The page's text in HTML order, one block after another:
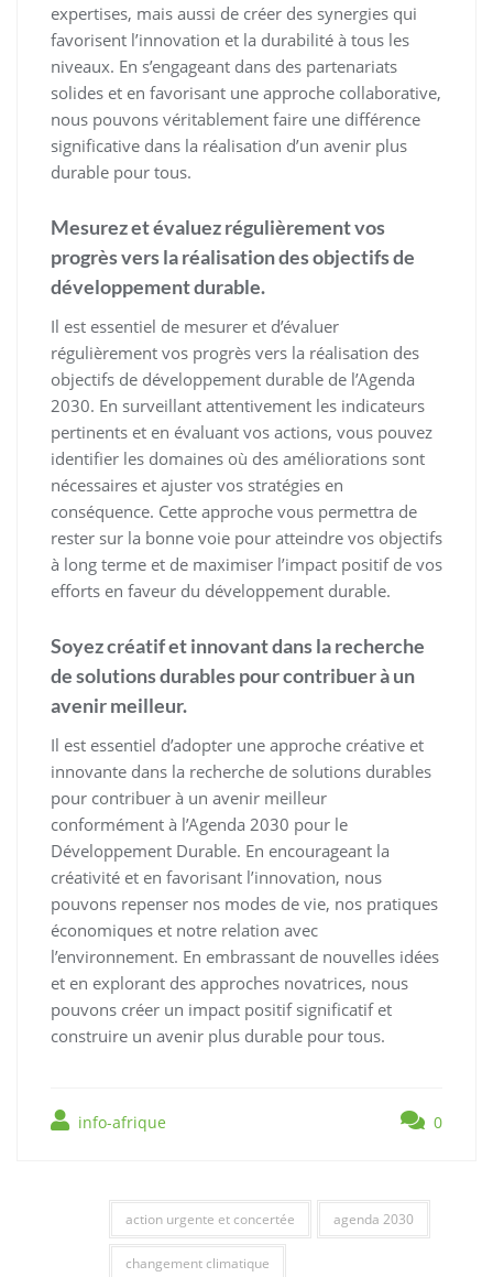
expertises, mais aussi de créer des synergies qui
favorisent l’innovation et la durabilité à tous les
niveaux. En s’engageant dans des partenariats
solides et en favorisant une approche collaborative,
nous pouvons véritablement faire une différence
significative dans la réalisation d’un avenir plus
durable pour tous.
Mesurez et évaluez régulièrement vos
progrès vers la réalisation des objectifs de
développement durable.
Il est essentiel de mesurer et d’évaluer
régulièrement vos progrès vers la réalisation des
objectifs de développement durable de l’Agenda
2030. En surveillant attentivement les indicateurs
pertinents et en évaluant vos actions, vous pouvez
identifier les domaines où des améliorations sont
nécessaires et ajuster vos stratégies en
conséquence. Cette approche vous permettra de
rester sur la bonne voie pour atteindre vos objectifs
à long terme et de maximiser l’impact positif de vos
efforts en faveur du développement durable.
Soyez créatif et innovant dans la recherche
de solutions durables pour contribuer à un
avenir meilleur.
Il est essentiel d’adopter une approche créative et
innovante dans la recherche de solutions durables
pour contribuer à un avenir meilleur
conformément à l’Agenda 2030 pour le
Développement Durable. En encourageant la
créativité et en favorisant l’innovation, nous
pouvons repenser nos modes de vie, nos pratiques
économiques et notre relation avec
l’environnement. En embrassant de nouvelles idées
et en explorant des approches novatrices, nous
pouvons créer un impact positif significatif et
construire un avenir plus durable pour tous.
info-afrique 0
action urgente et concertée agenda 2030
changement climatique